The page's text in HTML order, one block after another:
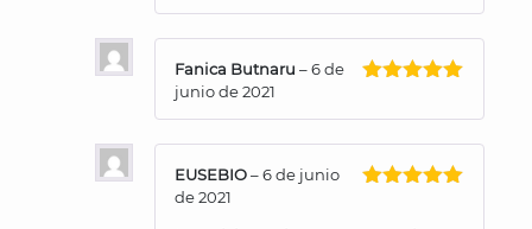
con5de 5
Fanica Butnaru –6 de
junio de 2021
EUSEBIO–6 de junio
de 2021